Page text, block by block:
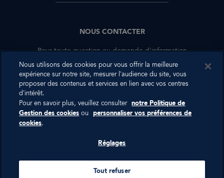
NOUS CONTACTER
Pour toute question ou demande d'information
complémentaire, nous sommes à votre disposition.
Nous utilisons des cookies pour vous offrir la meilleure
expérience sur notre site, mesurer l'audience du site, vous
proposer des contenus et services en lien avec vos centres
d'intérêt.
Pour en savoir plus, veuillez consulter notre Politique de
Gestion des cookies ou
personnaliser vos préférences de
cookies.
Réglages
Tout refuser